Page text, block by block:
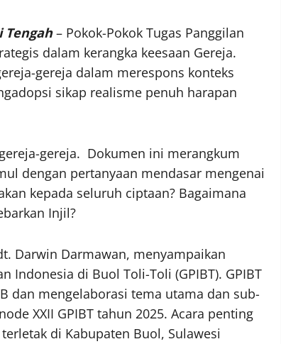
Tengah– Pokok-Pokok Tugas Panggilan
dalam kerangka keesaan Gereja.
gereja dalam merespons konteks
sikap realisme penuh harapan
gereja. Dokumen ini merangkum
dengan pertanyaan mendasar mengenai
kepada seluruh ciptaan? Bagaimana
Injil?
Darwin Darmawan, menyampaikan
Indonesia di Buol Toli-Toli (GPIBT). GPIBT
dan mengelaborasi tema utama dan sub-
XXII GPIBT tahun 2025. Acara penting
di Kabupaten Buol, Sulawesi